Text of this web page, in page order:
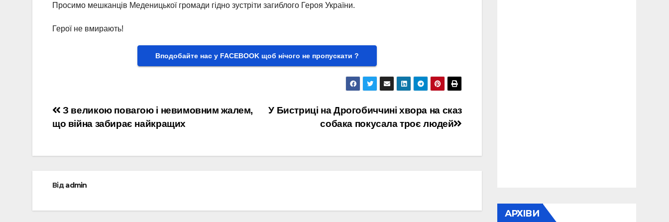
Просимо мешканців Меденицької громади гідно зустріти загиблого Героя України.
Герої не вмирають!
Вподобайте нас у FACEBOOK щоб нічого не пропускати ?
Навігація
записів
У Бистриці на Дрогобиччині хвора на сказ
собака покусала троє людей
З великою повагою і невимовним жалем,
що війна забирає найкращих
Відadmin
АРХІВИ